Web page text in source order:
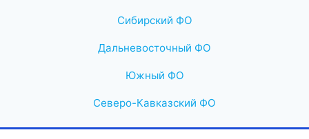
Сибирский ФО
Дальневосточный ФО
Южный ФО
Северо-Кавказский ФО